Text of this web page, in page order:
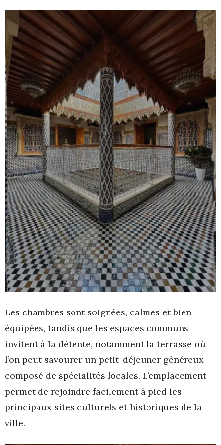
Les chambres sont soignées, calmes et bien
équipées, tandis que les espaces communs
invitent à la détente, notamment la terrasse où
l’on peut savourer un petit-déjeuner généreux
composé de spécialités locales. L’emplacement
permet de rejoindre facilement à pied les
principaux sites culturels et historiques de la
ville.